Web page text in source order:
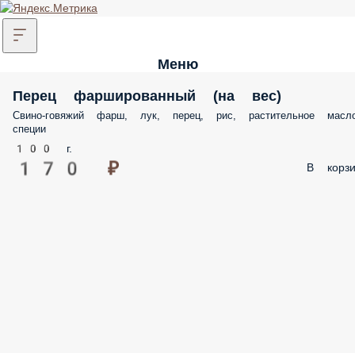
Меню
Перец фаршированный (на вес)
Свино-говяжий фарш, лук, перец, рис, растительное
специи
100 г.
170 ₽ В